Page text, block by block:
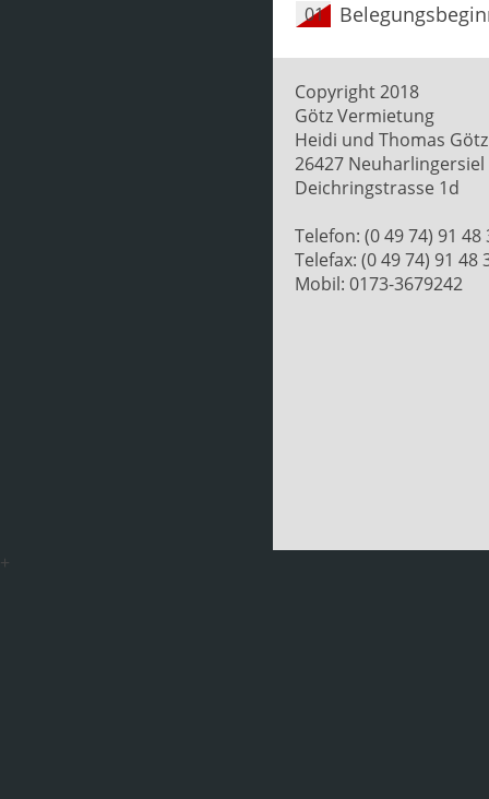
01
Copyright 2018
Götz Vermietung
Heidi und Thomas Götz
26427 Neuharlingersiel
Deichringstrasse 1d
Telefon: (0 49 74) 91 48
Telefax: (0 49 74) 91 48
Mobil: 0173-3679242
+